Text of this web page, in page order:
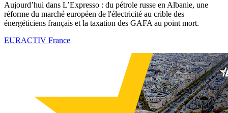
Aujourd’hui dans L’Expresso : du pétrole russe en Albanie, une
réforme du marché européen de l'électricité au crible des
énergéticiens français et la taxation des GAFA au point mort.
EURACTIV France